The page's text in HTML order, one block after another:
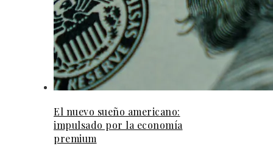
El nuevo sueño americano:
impulsado por la economía
premium